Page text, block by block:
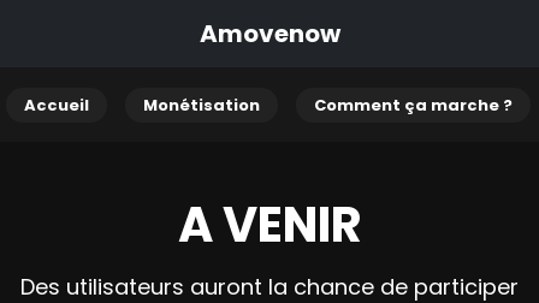
Amovenow
Accueil Monétisation Comment ça marche ?
A VENIR
Des utilisateurs auront la chance de participer